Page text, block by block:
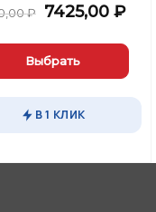
₽
составляла
8250,00 ₽.
7425,00 ₽
Выбрать
В 1 КЛИК